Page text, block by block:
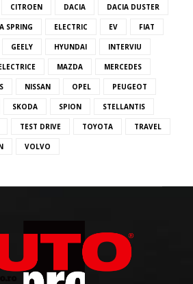
CITROEN DACIA DACIA DUSTER
SPRING ELECTRIC EV FIAT
GEELY HYUNDAI INTERVIU
MAZDA MERCEDES
NISSAN OPEL PEUGEOT
SKODA SPION STELLANTIS
TEST DRIVE TOYOTA TRAVEL
VOLVO